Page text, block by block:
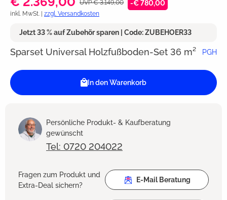
UVP € 3.149,00 -€ 780,00
inkl. MwSt. | zzgl. Versandkosten
Jetzt 33 % auf Zubehör sparen | Code: ZUBEHOER33
Sparset Universal Holzfußboden-Set 36 m² PGH
In den Warenkorb
Persönliche Produkt- & Kaufberatung
gewünscht
Tel: 0720 204022
Fragen zum Produkt und
Extra-Deal sichern?
E-Mail Beratung